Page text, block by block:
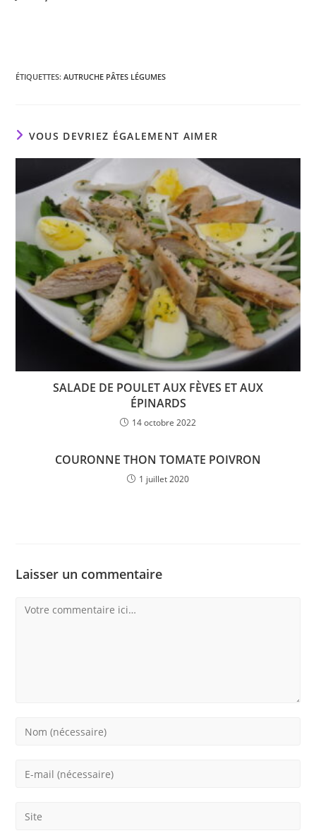
ÉTIQUETTES:AUTRUCHE PÂTES LÉGUMES
VOUS DEVRIEZ ÉGALEMENT AIMER
SALADE DE POULET AUX FÈVES ET AUX
ÉPINARDS
14 octobre 2022
COURONNE THON TOMATE POIVRON
1 juillet 2020
Laisser un commentaire
Comment
Enter
Enter
address
Saisir